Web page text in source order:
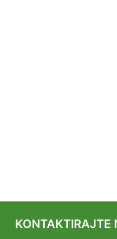
KONTAKTIRAJTE